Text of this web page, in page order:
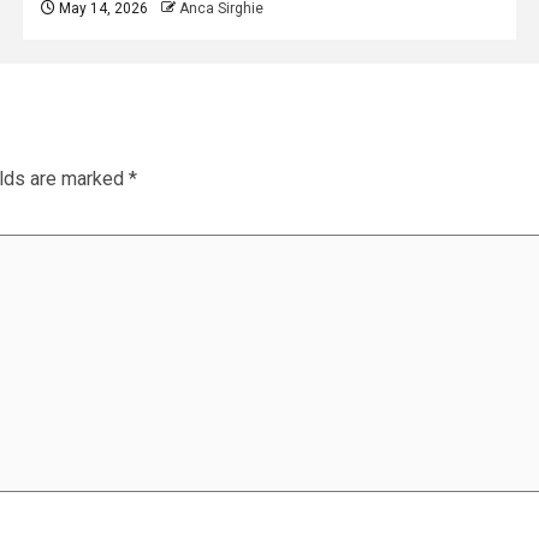
May 14, 2026 Anca Sirghie
are marked *